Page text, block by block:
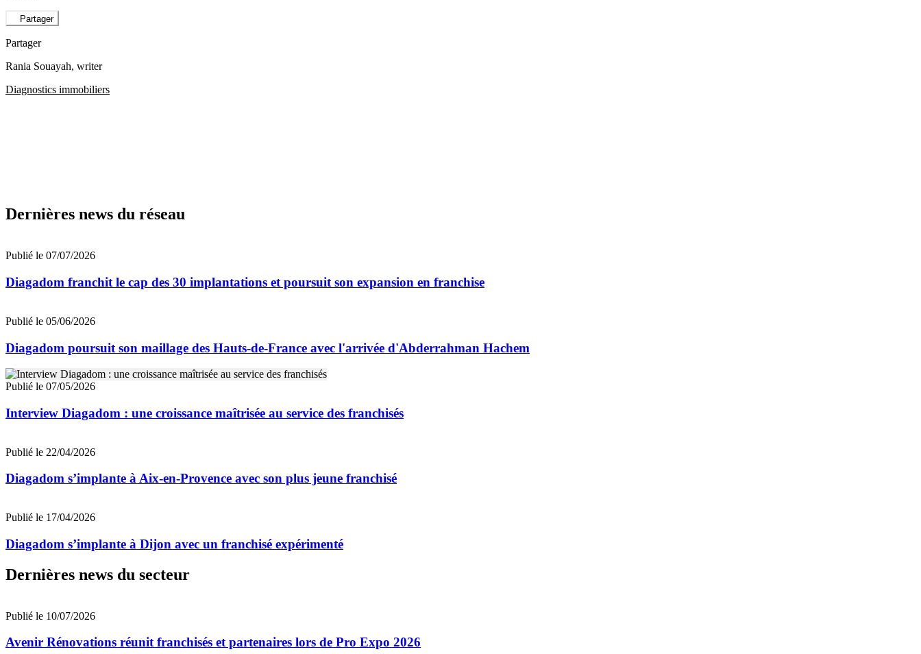
Partager
Partager
Rania Souayah, writer
Diagnostics immobiliers
Dernières news du réseau
Publié le 07/07/2026
Diagadom franchit le cap des 30 implantations et poursuit son expansion en franchise
Publié le 05/06/2026
Diagadom poursuit son maillage des Hauts-de-France avec l'arrivée d'Abderrahman Hachem
Publié le 07/05/2026
Interview Diagadom : une croissance maîtrisée au service des franchisés
Publié le 22/04/2026
Diagadom s’implante à Aix-en-Provence avec son plus jeune franchisé
Publié le 17/04/2026
Diagadom s’implante à Dijon avec un franchisé expérimenté
Dernières news du secteur
Publié le 10/07/2026
Avenir Rénovations réunit franchisés et partenaires lors de Pro Expo 2026